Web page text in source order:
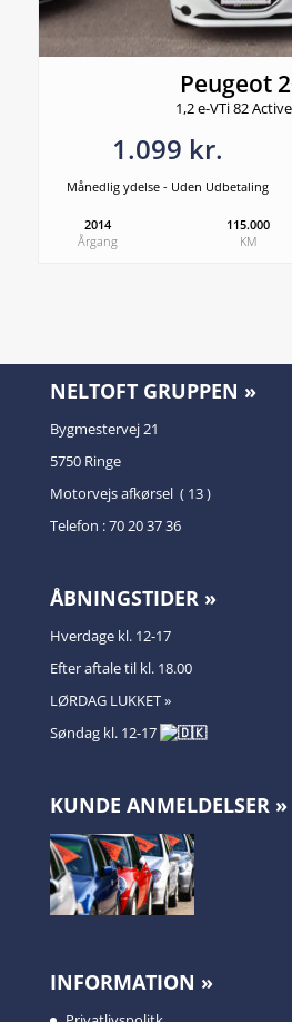
Peugeot
1,2 e-VTi 82
1.099 kr.
Månedlig ydelse - Uden Udbetaling
2014
Årgang
115.000
KM
NELTOFT GRUPPEN »
Bygmestervej 21
5750 Ringe
Motorvejs afkørsel ( 13 )
Telefon : 70 20 37 36
ÅBNINGSTIDER »
Hverdage kl. 12-17
Efter aftale til kl. 18.00
LØRDAG LUKKET »
Søndag kl. 12-17
KUNDE ANMELDELSER »
INFORMATION »